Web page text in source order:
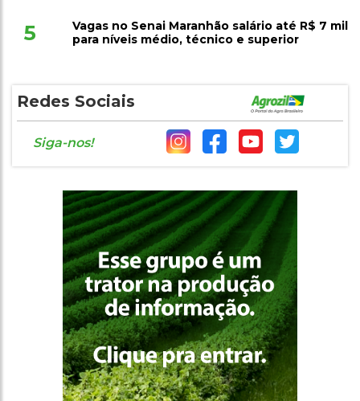
5
Vagas no Senai Maranhão salário até R$ 7 mil
para níveis médio, técnico e superior
Redes Sociais
Siga-nos!